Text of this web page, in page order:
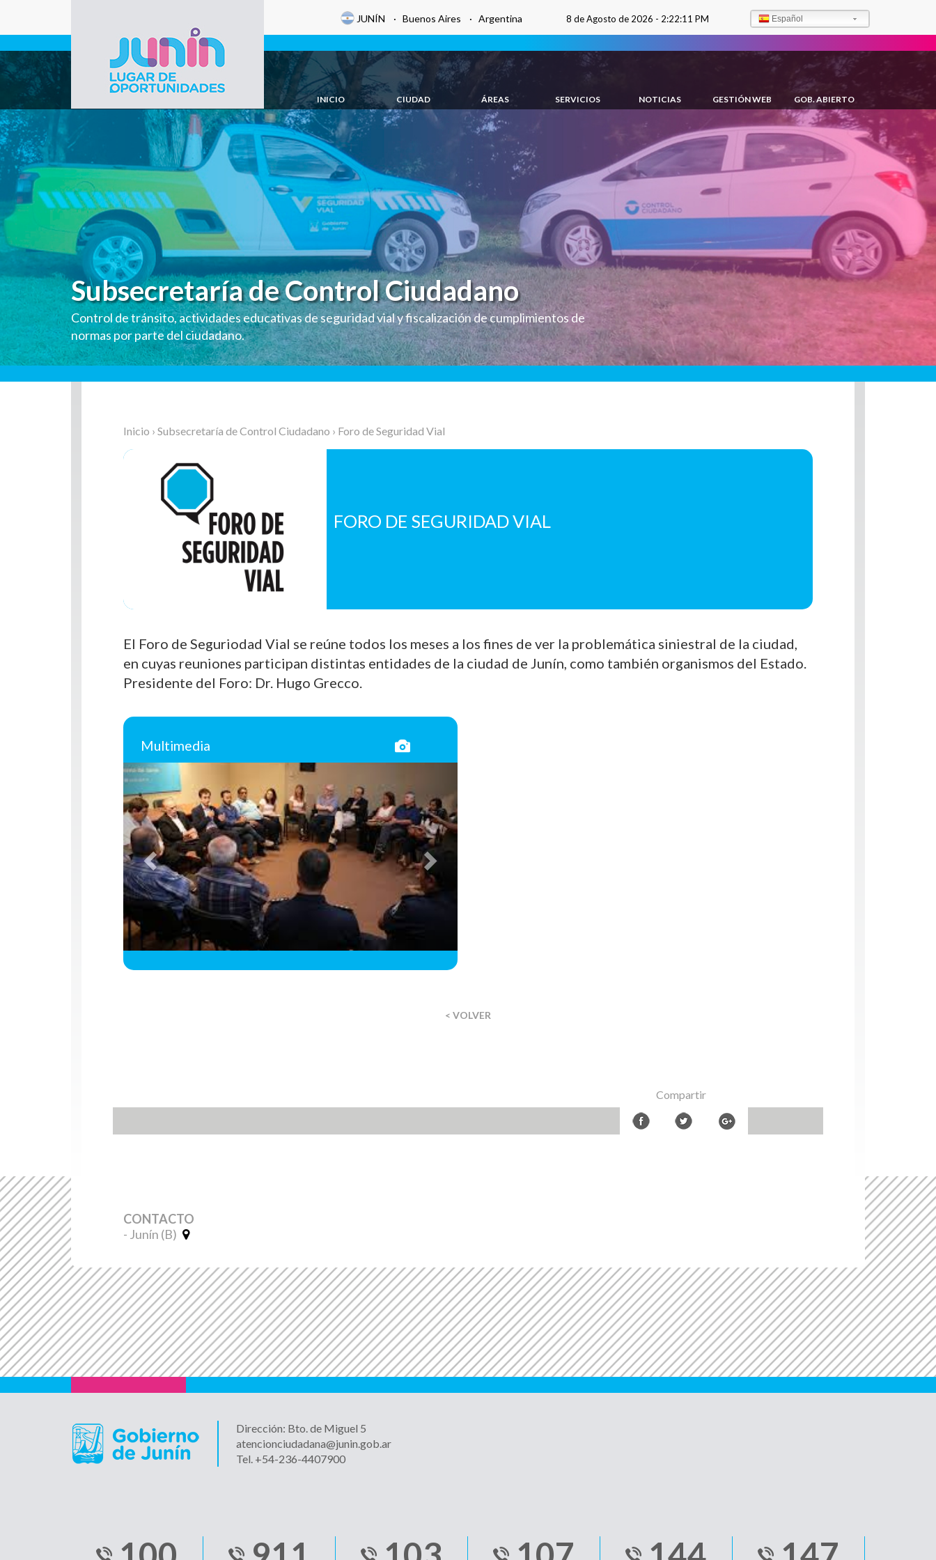
Gobierno de
Junín
JUNÍN · Buenos Aires · Argentina 8 de Agosto de 2026 - 2:22:11 PM Español
INICIO CIUDAD ÁREAS SERVICIOS NOTICIAS GESTIÓN WEB GOB. ABIERTO
Subsecretaría de Control Ciudadano
Control de tránsito, actividades educativas de seguridad vial y fiscalización de cumplimientos de
normas por parte del ciudadano.
Inicio › Subsecretaría de Control Ciudadano › Foro de Seguridad Vial
FORO DE SEGURIDAD VIAL
El Foro de Seguriodad Vial se reúne todos los meses a los fines de ver la problemática siniestral de la ciudad,
en cuyas reuniones participan distintas entidades de la ciudad de Junín, como también organismos del Estado.
Presidente del Foro: Dr. Hugo Grecco.
Multimedia
Anterior
< VOLVER
Compartir
CONTACTO
- Junín (B)
Dirección: Bto. de Miguel 5
atencionciudadana@junin.gob.ar
Tel. +54-236-4407900